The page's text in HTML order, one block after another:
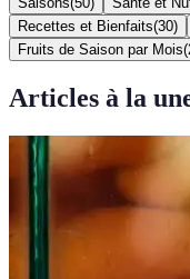
Recettes et Bienfaits(30)
Fruits de Saison par Mois(
Articles à la